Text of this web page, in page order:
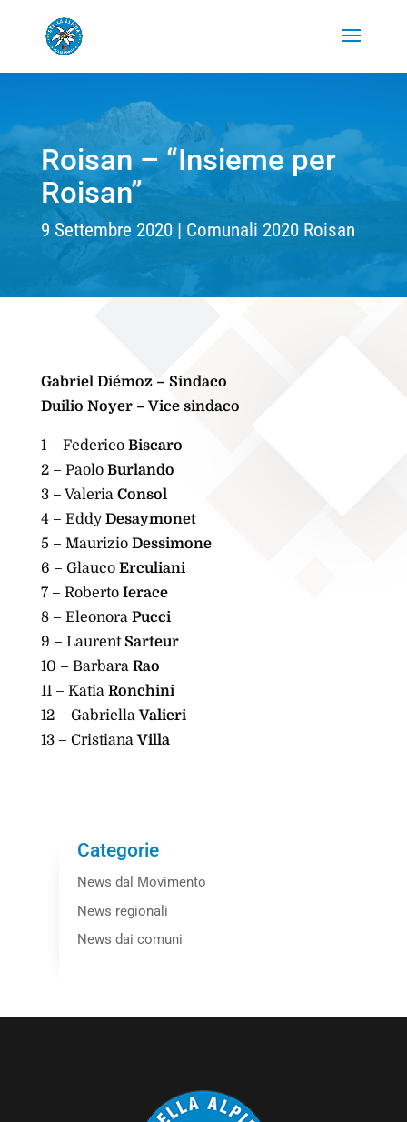
Roisan – “Insieme per
Roisan”
9 Settembre 2020 Comunali 2020 Roisan
Gabriel Diémoz – Sindaco
Duilio Noyer – Vice sindaco
1 – Federico Biscaro
2 – Paolo Burlando
3 – Valeria Consol
4 – EddyDesaymonet
5 – Maurizio Dessimone
6 – Glauco Erculiani
7 – Roberto Ierace
8 – Eleonora Pucci
9 – Laurent Sarteur
10 – Barbara Rao
11 – KatiaRonchini
12 – GabriellaValieri
13 – CristianaVilla
Categorie
News dal Movimento
News regionali
News dai comuni